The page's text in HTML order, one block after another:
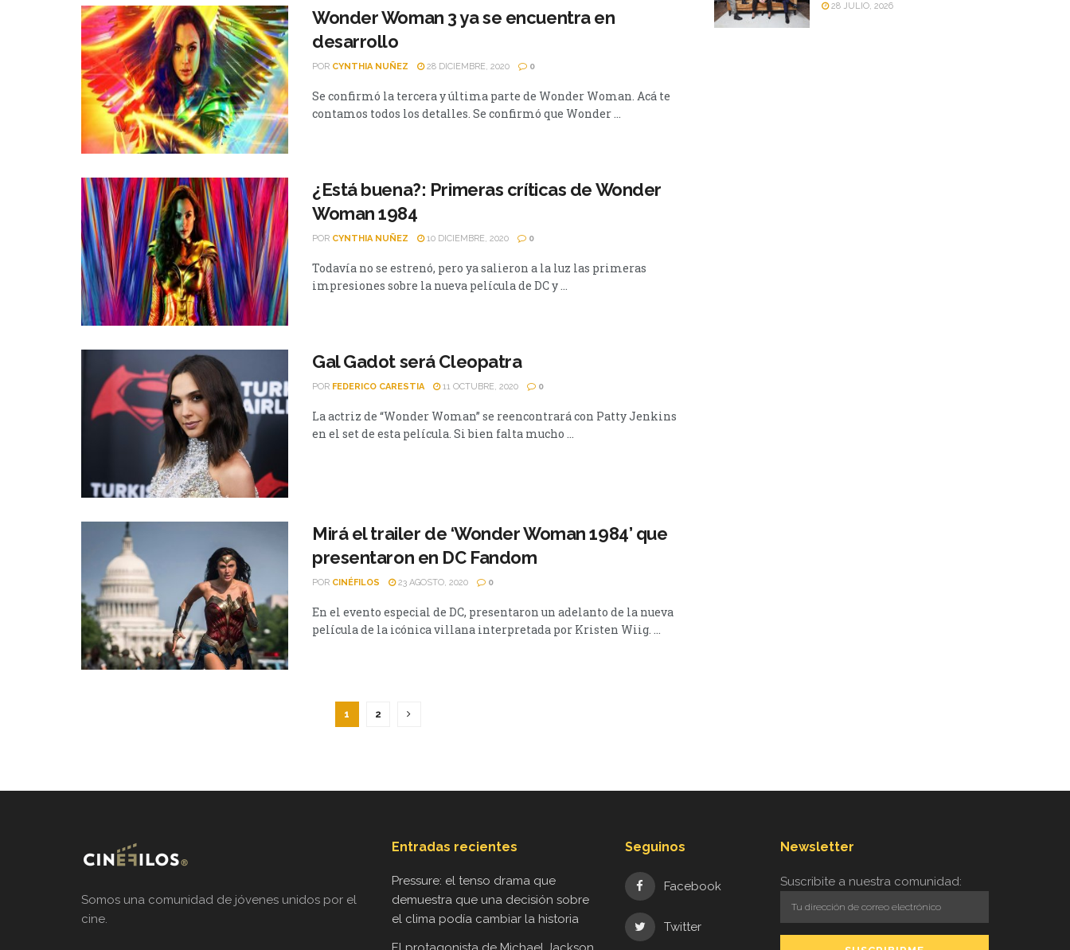
Wonder Woman 3 ya se encuentra en
desarrollo
POR CYNTHIA NUÑEZ 28 DICIEMBRE, 2020 0
Se confirmó la tercera y última parte de Wonder Woman. Acá te
contamos todos los detalles. Se confirmó que Wonder ...
¿Está buena?: Primeras críticas de Wonder
Woman 1984
POR CYNTHIA NUÑEZ 10 DICIEMBRE, 2020 0
Todavía no se estrenó, pero ya salieron a la luz las primeras
impresiones sobre la nueva película de DC y ...
Gal Gadot será Cleopatra
POR FEDERICO CARESTIA 11 OCTUBRE, 2020 0
La actriz de “Wonder Woman” se reencontrará con Patty Jenkins
en el set de esta película. Si bien falta mucho ...
Mirá el trailer de ‘Wonder Woman 1984’ que
presentaron en DC Fandom
POR CINÉFILOS 23 AGOSTO, 2020 0
En el evento especial de DC, presentaron un adelanto de la nueva
película de la icónica villana interpretada por Kristen Wiig. ...
1 2
28 JULIO, 2026
Somos una comunidad de jóvenes unidos por el
cine.
Entradas recientes
Pressure: el tenso drama que
demuestra que una decisión sobre
el clima podía cambiar la historia
Seguinos
Facebook
Twitter
Newsletter
Suscribite a nuestra comunidad: